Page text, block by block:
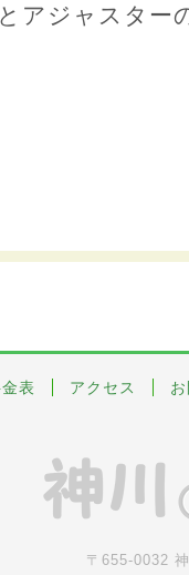
アジャスター
表 アクセス
〒655-0032